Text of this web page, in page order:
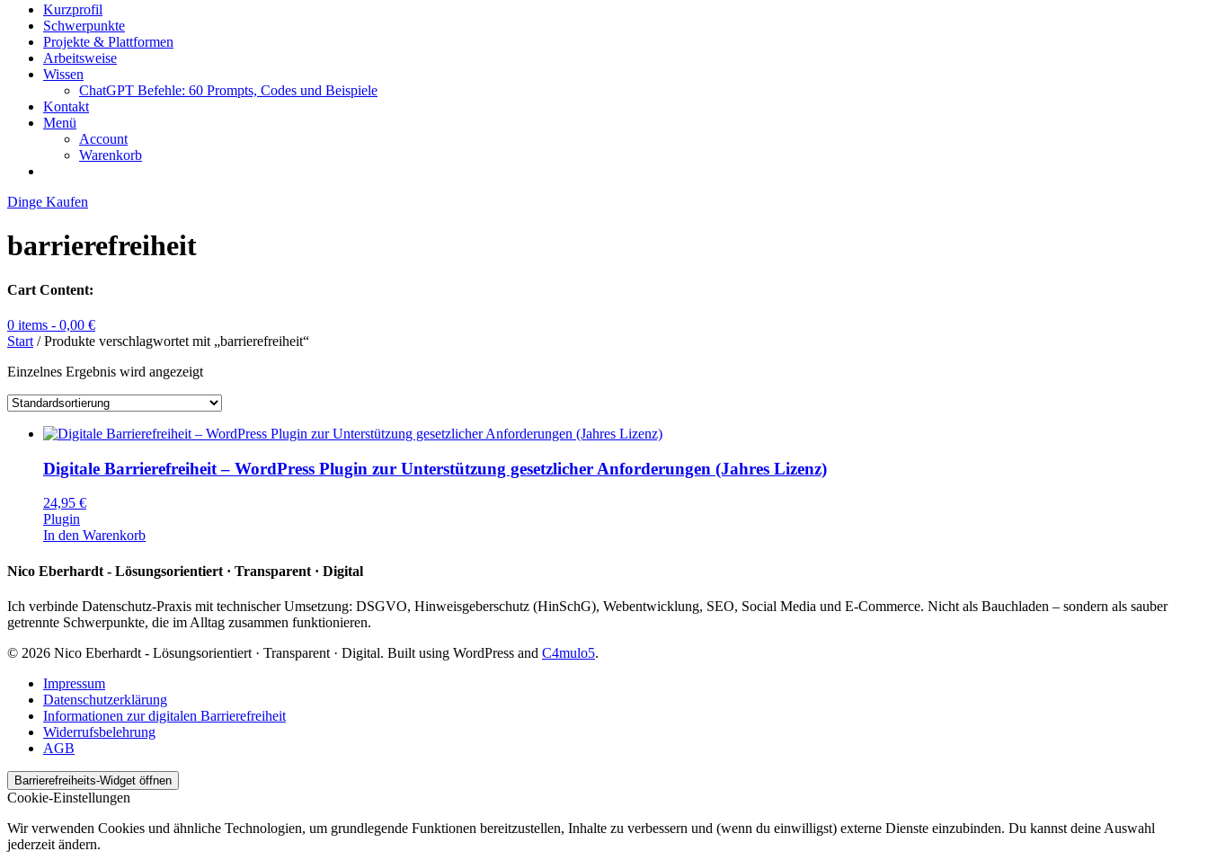
Kurzprofil
Schwerpunkte
Projekte & Plattformen
Arbeitsweise
Wissen
ChatGPT Befehle: 60 Prompts, Codes und Beispiele
Kontakt
Menü
Account
Warenkorb
Dinge Kaufen
barrierefreiheit
Cart Content:
0 items - 0,00 €
Start / Produkte verschlagwortet mit „barrierefreiheit“
Einzelnes Ergebnis wird angezeigt
Digitale Barrierefreiheit – WordPress Plugin zur Unterstützung gesetzlicher Anforderungen (Jahres Lizenz)
24,95 €
Plugin
In den Warenkorb
Nico Eberhardt - Lösungsorientiert · Transparent · Digital
Ich verbinde Datenschutz‑Praxis mit technischer Umsetzung: DSGVO, Hinweisgeberschutz (HinSchG), Webentwicklung, SEO, Social Media und E‑Commerce. Nicht als Bauchladen – sondern als sauber
getrennte Schwerpunkte, die im Alltag zusammen funktionieren.
© 2026 Nico Eberhardt - Lösungsorientiert · Transparent · Digital. Built using WordPress and C4mulo5.
Impressum
Datenschutzerklärung
Informationen zur digitalen Barrierefreiheit
Widerrufsbelehrung
AGB
Barrierefreiheits-Widget öffnen
Cookie-Einstellungen
Wir verwenden Cookies und ähnliche Technologien, um grundlegende Funktionen bereitzustellen, Inhalte zu verbessern und (wenn du einwilligst) externe Dienste einzubinden. Du kannst deine Auswahl
jederzeit ändern.